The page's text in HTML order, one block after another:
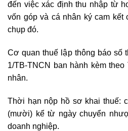
đến việc xác định thu nhập từ
vốn góp và cá nhân ký cam kết
chụp đó.
Cơ quan thuế lập thông báo số
1/TB-TNCN ban hành kèm
nhân.
Thời hạn nộp hồ sơ khai thuế:
(mười) kể từ ngày chuyển
doanh nghiệp.